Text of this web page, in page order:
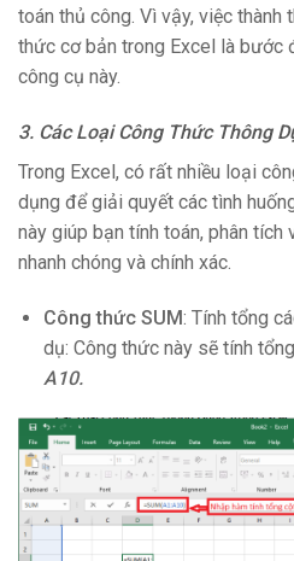
toán thủ công. Vì vậy, việc thành
thức cơ bản trong Excel là bước
công cụ này.
3. Các Loại Công Thức Thông
Trong Excel, có rất nhiều loại
dụng để giải quyết các tình
này giúp bạn tính toán, phân
nhanh chóng và chính xác.
Công thức SUM: Tính tổng
dụ: Công thức này sẽ tính
A10.